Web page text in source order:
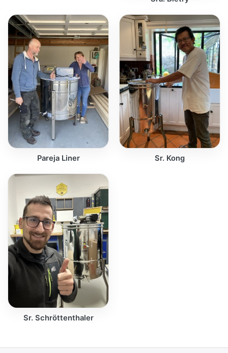
Pareja Liner Sr. Kong
Sr. Schröttenthaler